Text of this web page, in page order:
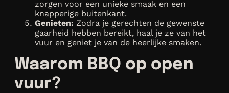
zorgen voor een unieke smaak en een
knapperige buitenkant.
Genieten: Zodra je gerechten de gewenste
gaarheid hebben bereikt, haal je ze van het
vuur en geniet je van de heerlijke smaken.
Waarom BBQ op open
vuur?